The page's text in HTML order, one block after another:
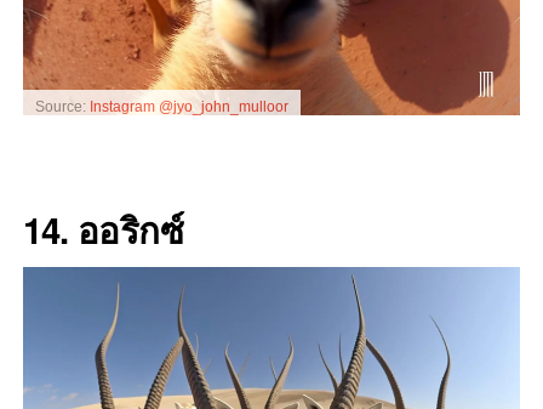
Source: Instagram @jyo_john_mulloor
14. ออริกซ์